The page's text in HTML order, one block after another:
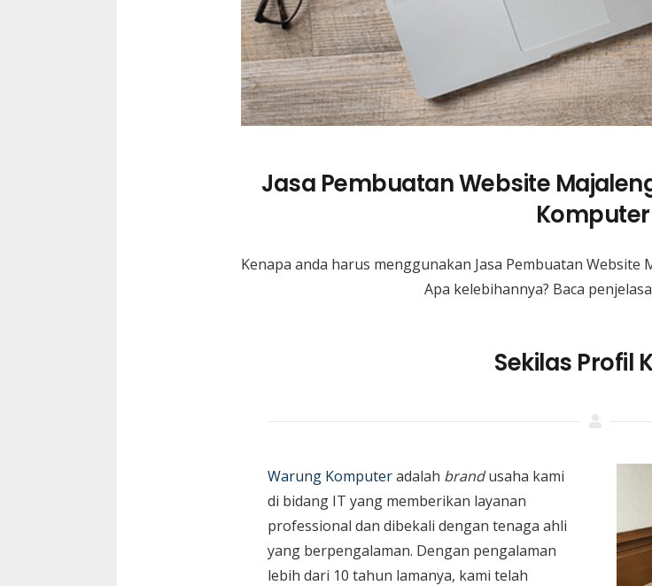
Jasa Pembuatan Website
Komputer
Kenapa anda harus menggunakan Jasa Pembuatan Website
Apa kelebihannya? Baca
Sekilas Profil
Warung Komputeradalah brandusaha kami
di bidang IT yang memberikan layanan
professional dan dibekali dengan tenaga ahli
yang berpengalaman. Dengan pengalaman
lebih dari 10 tahun lamanya, kami telah